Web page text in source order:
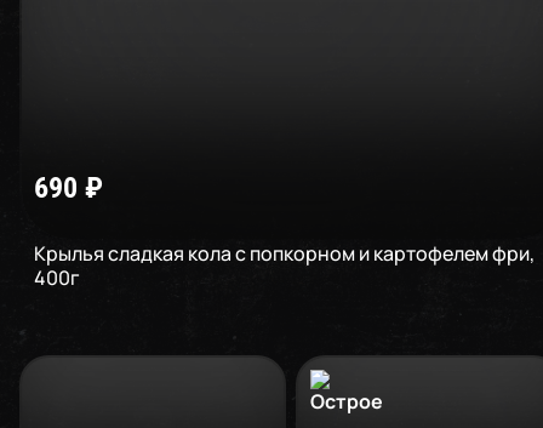
690 ₽
Крылья сладкая кола с попкорном и картофелем фри,
400г